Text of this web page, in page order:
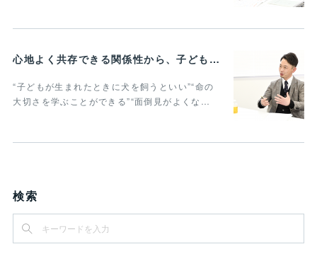
心地よく共存できる関係性から、子どもの発達に動物がよりよい影響を与える Vol.2
“子どもが生まれたときに犬を飼うといい”“命の
大切さを学ぶことができる”“面倒見がよくな…
検索